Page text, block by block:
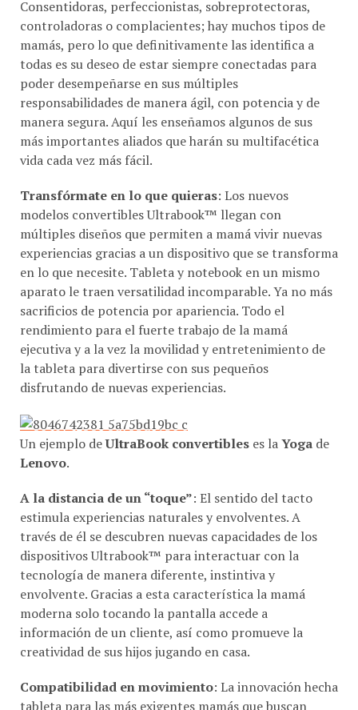
controladoras o complacientes; hay muchos tipos de
mamás, pero lo que definitivamente las identifica a
todas es su deseo de estar siempre conectadas para
poder desempeñarse en sus múltiples
responsabilidades de manera ágil, con potencia y de
manera segura. Aquí les enseñamos algunos de sus
más importantes aliados que harán su multifacética
vida cada vez más fácil.
modelos convertibles Ultrabook™ llegan con
múltiples diseños que permiten a mamá vivir nuevas
experiencias gracias a un dispositivo que se transforma
en lo que necesite. Tableta y notebook en un mismo
aparato le traen versatilidad incomparable. Ya no más
sacrificios de potencia por apariencia. Todo el
rendimiento para el fuerte trabajo de la mamá
ejecutiva y a la vez la movilidad y entretenimiento de
la tableta para divertirse con sus pequeños
disfrutando de nuevas experiencias.
Un ejemplo de UltraBook convertibles
Lenovo.
estimula experiencias naturales y envolventes. A
través de él se descubren nuevas capacidades de los
dispositivos Ultrabook™ para interactuar con la
tecnología de manera diferente, instintiva y
envolvente. Gracias a esta característica la mamá
moderna solo tocando la pantalla accede a
información de un cliente, así como promueve la
creatividad de sus hijos jugando en casa.
tableta para las más exigentes mamás que buscan
desempeño y seguridad mientras se desplazan a